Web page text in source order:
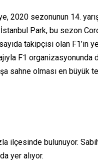
2020 sezonunun 14.
Park, bu sezon
takipçisi olan F1’in
F1 organizasyonunda
sahne olması en büyük
ilçesinde bulunuyor.
yer alıyor.